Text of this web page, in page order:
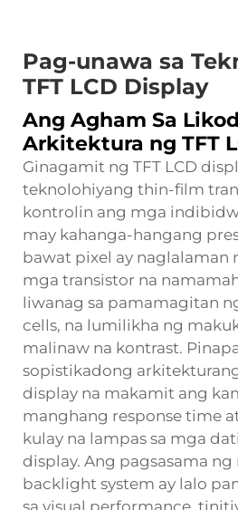
Pag-unawa sa
TFT LCD Display
Ang Agham Sa
Arkitektura ng TFT
Ginagamit ng TFT LCD
teknolohiyang thin-film
kontrolin ang mga
may kahanga-hangang
bawat pixel ay naglalaman
mga transistor na
liwanag sa pamamagitan
cells, na lumilikha ng
malinaw na kontrast.
sopistikadong
display na makamit ang
manghang response time
kulay na lampas sa mga
display. Ang pagsasama
backlight system ay lalo
sa visual performance,